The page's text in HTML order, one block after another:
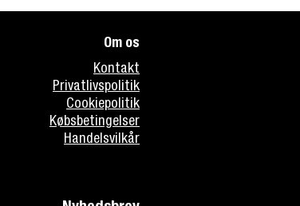
Om os
Kontakt
Privatlivspolitik
Cookiepolitik
Købsbetingelser
Handelsvilkår